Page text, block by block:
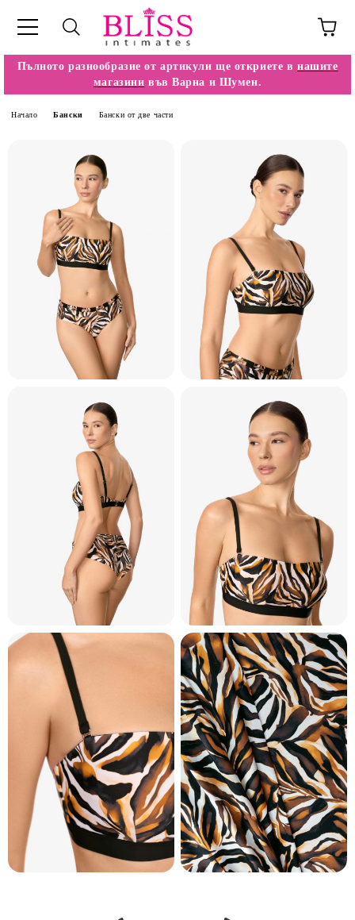
Пълното разнообразие от артикули ще откриете в нашите
магазини във Варна и Шумен.
Начало Бански Бански от две части